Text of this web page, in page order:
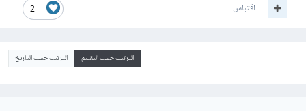
2 اقتباس
الترتيب حسب التقييم الترتيب حسب التاريخ